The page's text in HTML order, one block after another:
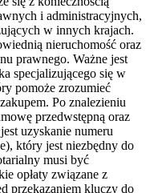
i administracyjnych,
w innych krajach.
nieruchomość oraz
prawnego. Ważne jest
specjalizującego się w
pomoże zrozumieć
Po znalezieniu
przedwstępną oraz
uzyskanie numeru
który jest niezbędny do
musi być
opłaty związane z
przekazaniem kluczy do